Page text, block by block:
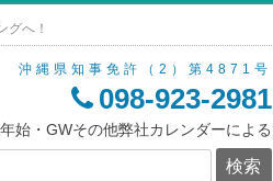
グへ！
沖縄県知事免許（2）第4871号
098-923-2981
始・GWその他弊社カレンダーによる